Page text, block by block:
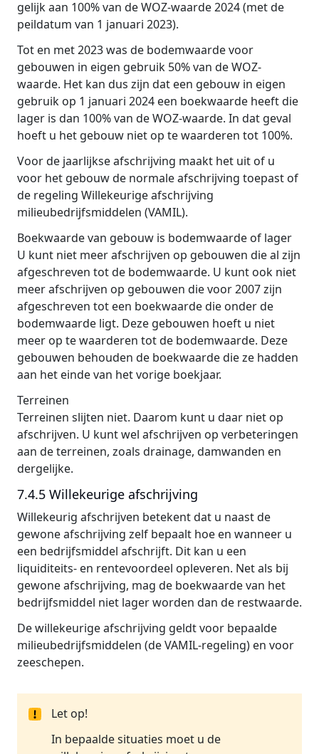
gelijk aan 100% van de WOZ-waarde 2024 (met de
peildatum van 1 januari 2023).
Tot en met 2023 was de bodemwaarde voor
gebouwen in eigen gebruik 50% van de WOZ-
waarde. Het kan dus zijn dat een gebouw in eigen
gebruik op 1 januari 2024 een boekwaarde heeft die
lager is dan 100% van de WOZ-waarde. In dat geval
hoeft u het gebouw niet op te waarderen tot 100%.
Voor de jaarlijkse afschrijving maakt het uit of u
voor het gebouw de normale afschrijving toepast of
de regeling Willekeurige afschrijving
milieubedrijfsmiddelen (VAMIL).
Boekwaarde van gebouw is bodemwaarde of lager
U kunt niet meer afschrijven op gebouwen die al zijn
afgeschreven tot de bodemwaarde. U kunt ook niet
meer afschrijven op gebouwen die voor 2007 zijn
afgeschreven tot een boekwaarde die onder de
bodemwaarde ligt. Deze gebouwen hoeft u niet
meer op te waarderen tot de bodemwaarde. Deze
gebouwen behouden de boekwaarde die ze hadden
aan het einde van het vorige boekjaar.
Terreinen
Terreinen slijten niet. Daarom kunt u daar niet op
afschrijven. U kunt wel afschrijven op verbeteringen
aan de terreinen, zoals drainage, damwanden en
dergelijke.
7.4.5 Willekeurige afschrijving
Willekeurig afschrijven betekent dat u naast de
gewone afschrijving zelf bepaalt hoe en wanneer u
een bedrijfsmiddel afschrijft. Dit kan u een
liquiditeits- en rentevoordeel opleveren. Net als bij
gewone afschrijving, mag de boekwaarde van het
bedrijfsmiddel niet lager worden dan de restwaarde.
De willekeurige afschrijving geldt voor bepaalde
milieubedrijfsmiddelen (de VAMIL-regeling) en voor
zeeschepen.
Let op!
In bepaalde situaties moet u de